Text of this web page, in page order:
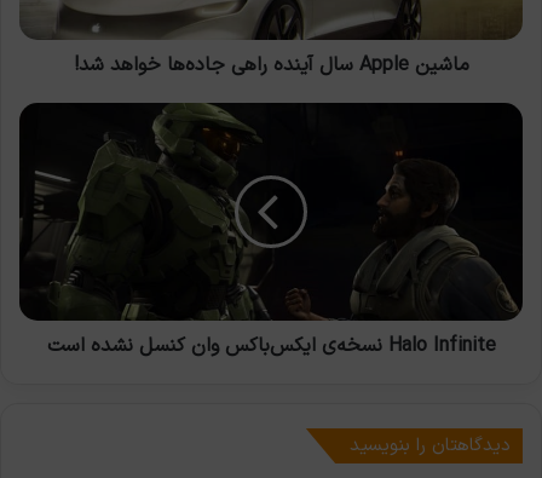
ماشین Apple سال آینده راهی جاده‌ها خواهد شد!
Halo
ایکس‌باکس
نشده
است
Halo Infinite نسخه‌ی ایکس‌باکس وان کنسل نشده است
دیدگاهتان را بنویسید